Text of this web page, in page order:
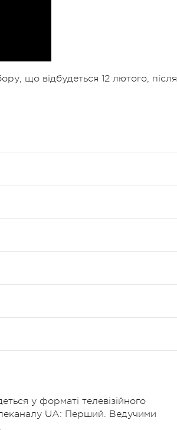
що відбудеться 12 лютого, після
у форматі телевізійного
UA: Перший. Ведучими